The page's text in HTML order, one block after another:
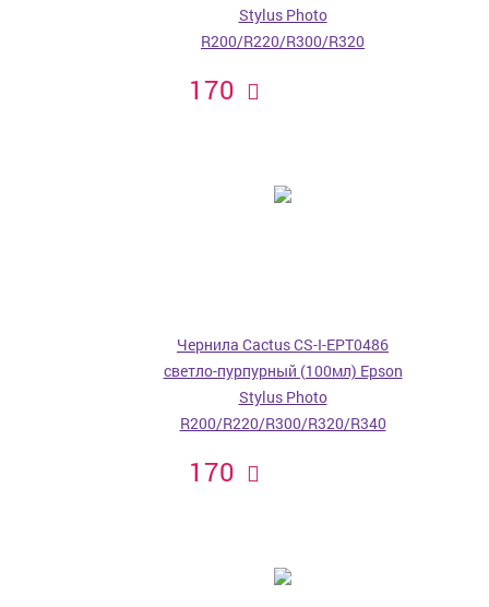
Stylus Photo
R200/R220/R300/R320
170
Чернила Cactus CS-I-EPT0486
светло-пурпурный (100мл) Epson
Stylus Photo
R200/R220/R300/R320/R340
170